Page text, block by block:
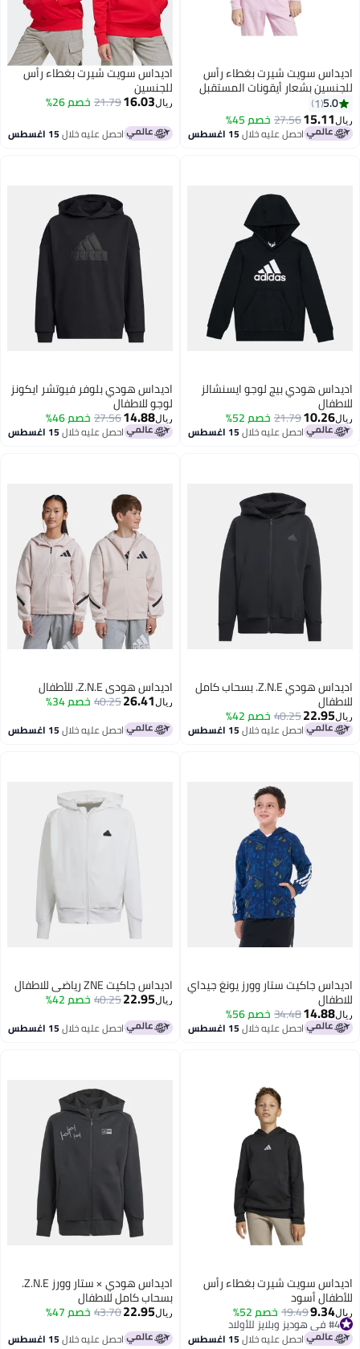
اديداس سويت شيرت بغطاء رأس
للجنسين بشعار أيقونات المستقبل
5.0
1
ريال15.11
27.56خصم 45%
احصل عليه خلال15 اغسطس
اديداس سويت شيرت بغطاء رأس
للجنسين
ريال16.03
21.79خصم 26%
احصل عليه خلال15 اغسطس
اديداس هودي بيج لوجو ايسنشالز
للاطفال
ريال10.26
21.79خصم 52%
احصل عليه خلال15 اغسطس 3
اديداس هودي بلوفر فيوتشر ايكونز
لوجو للاطفال
ريال14.88
27.56خصم 46%
احصل عليه خلال15 اغسطس
اديداس هودي Z.N.E. بسحاب كامل
للاطفال
ريال22.95
40.25خصم 42%
احصل عليه خلال15 اغسطس
اديداس هودي Z.N.E. للأطفال
ريال 26.41
40.25خصم 34%
احصل عليه خلال15 اغسطس
اديداس جاكيت ستار وورز يونغ جيداي
للاطفال
ريال14.88
34.48خصم 56%
احصل عليه خلال15 اغسطس
اديداس جاكيت ZNE رياضي للاطفال
ريال22.95
40.25خصم 42%
احصل عليه خلال15 اغسطس
اديداس سويت شيرت بغطاء رأس
للأطفال أسود
ريال9.34
19.49خصم 52%
#4 في هوديز وبلايز للأولاد
#4 في هوديز وبلايز للأولاد احصل عليه خلال15 اغسطس
اديداس هودي × ستار وورز Z.N.E.
بسحاب كامل للاطفال
ريال22.95
43.70خصم 47%
احصل عليه خلال15 اغسطس